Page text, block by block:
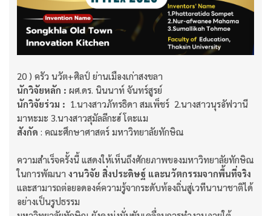
20 ) ครัว นวัต+ศิลป์ ย่านเมืองเก่าสงขลา​​​​​​​
นักวิจัยหลัก : ผศ.ดร. นินนาท์ จันทร์สูรย์​​​​​​​
นักวิจัยร่วม : ​​​​​​​ 1.นางสาวภัทรธิดา สมเพ็ชร์ 2.นางสาวนุรอัฟวานี
มาหะมะ 3.นางสาวสุมัลลีกะฮ์ โตะแม
สังกัด : คณะศึกษาศาสตร์ มหาวิทยาลัยทักษิณ
ความสำเร็จครั้งนี้ แสดงให้เห็นถึงศักยภาพของมหาวิทยาลัยทักษิณ
ในการพัฒนา งานวิจัย สิ่งประดิษฐ์ และนวัตกรรมจากพื้นที่จริง
และสามารถต่อยอดองค์ความรู้จากระดับท้องถิ่นสู่เวทีนานาชาติได้
อย่างเป็นรูปธรรม